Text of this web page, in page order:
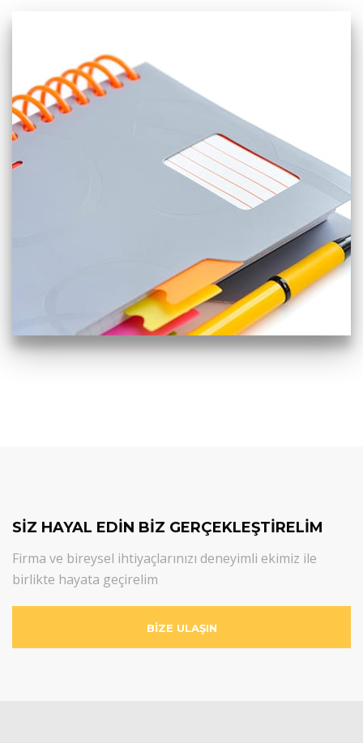
SİZ HAYAL EDİN BİZ GERÇEKLEŞTİRELİM
Firma ve bireysel ihtiyaçlarınızı deneyimli ekimiz ile
birlikte hayata geçirelim
BİZE ULAŞIN